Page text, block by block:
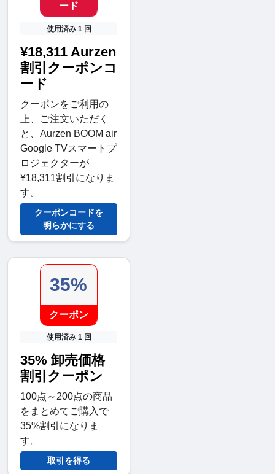
ード
使用済み 1 回
¥18,311 Aurzen
割引クーポンコ
ード
クーポンをご利用の
上、ご注文いただく
と、Aurzen BOOM air
Google TVスマートプ
ロジェクターが
¥18,311割引になりま
す。
クーポンコードを
明らかにする
35%
クーポン
使用済み 1 回
35% 卸売価格
割引クーポン
100点～200点の商品
をまとめてご購入で
35%割引になりま
す。
取引を得る